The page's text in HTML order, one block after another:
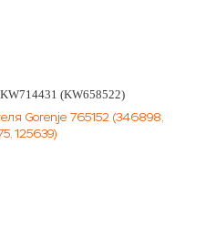
(KW658522)